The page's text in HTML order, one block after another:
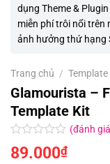
dụng Theme &
miễn phí trôi nổi trên
ảnh hưởng thứ hạng
Trang chủ /
Glamourista –
Template Kit
Được
xếp
(đánh
89.000₫